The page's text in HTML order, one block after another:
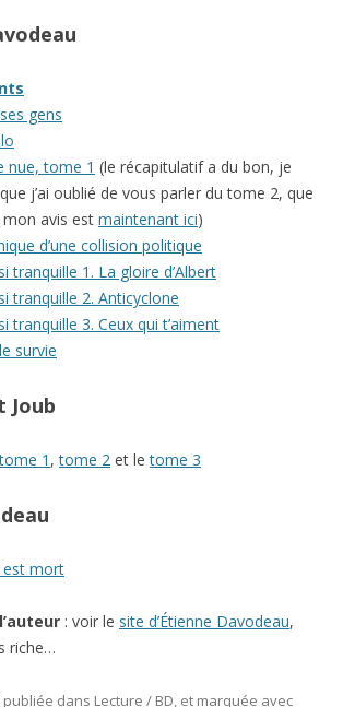
gens
nue, tome 1 (le récapitulatif a du bon, je
j’ai oublié de vous parler du tome 2, que
mon avis est maintenant ici)
d’une collision politique
tranquille 1. La gloire d’Albert
tranquille 2. Anticyclone
tranquille 3. Ceux qui t’aiment
survie
Joub
tome 1 ,tome 2 et letome 3
est mort
: voir le site d’Étienne Davodeau,
riche…
dans Lecture / BD, et marquée avec